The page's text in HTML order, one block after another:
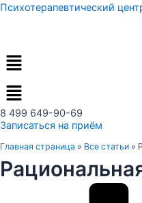
Перейти
Психотерапевтический
Меню
8 499 649-90-69
Записаться на приём
Главная страница » Все статьи »